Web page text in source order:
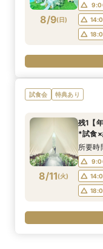
8/9(日)
試食会 特典あり
8/11(火)
残1【
*試食×
所要時